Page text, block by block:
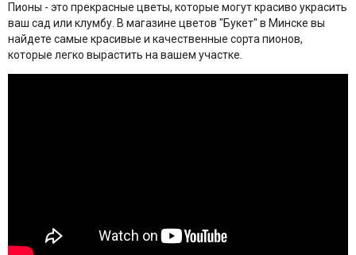
Пионы - это прекрасные цветы, которые могут красиво украсить
ваш сад или клумбу. В магазине цветов "Букет" в Минске вы
найдете самые красивые и качественные сорта пионов,
которые легко вырастить на вашем участке.